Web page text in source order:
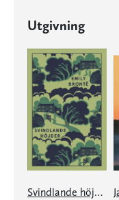
Utgivning
Svindlande höjder